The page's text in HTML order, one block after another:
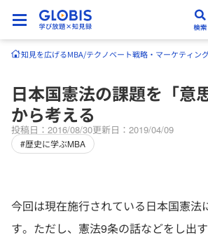
知見を広げるMBA/テクノベート戦略・マーケティン
日本国憲法の課題を「意
から考える
投稿日：2016/08/30更新日：2019/04/09
#歴史に学ぶMBA
今回は現在施行されている日本国憲法
す。ただし、憲法9条の話などをし出